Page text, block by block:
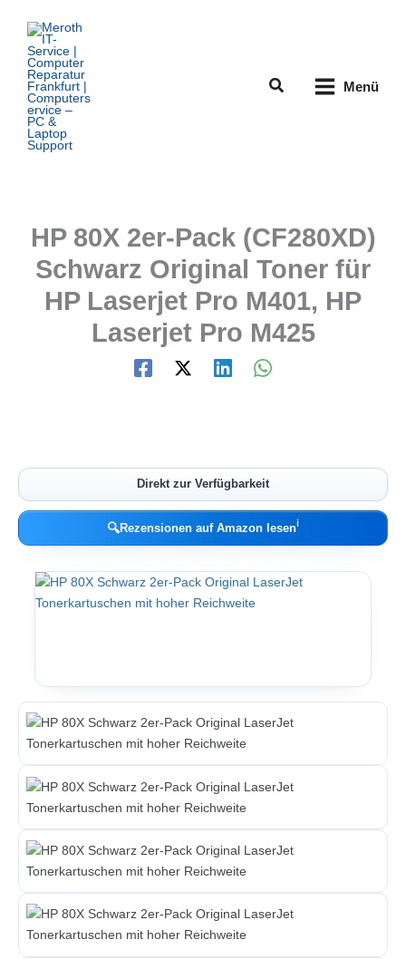
Inhalt
springen
Suchen Menü
HP 80X 2er-Pack (CF280XD)
Schwarz Original Toner für
HP Laserjet Pro M401, HP
Laserjet Pro M425
Direkt zur Verfügbarkeit
🔍Rezensionen auf Amazon lesenℹ︎